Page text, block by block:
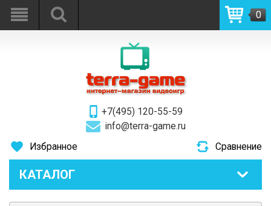
+7(495) 120-55-59
info@terra-game.ru
0
Избранное Сравнение
КАТАЛОГ